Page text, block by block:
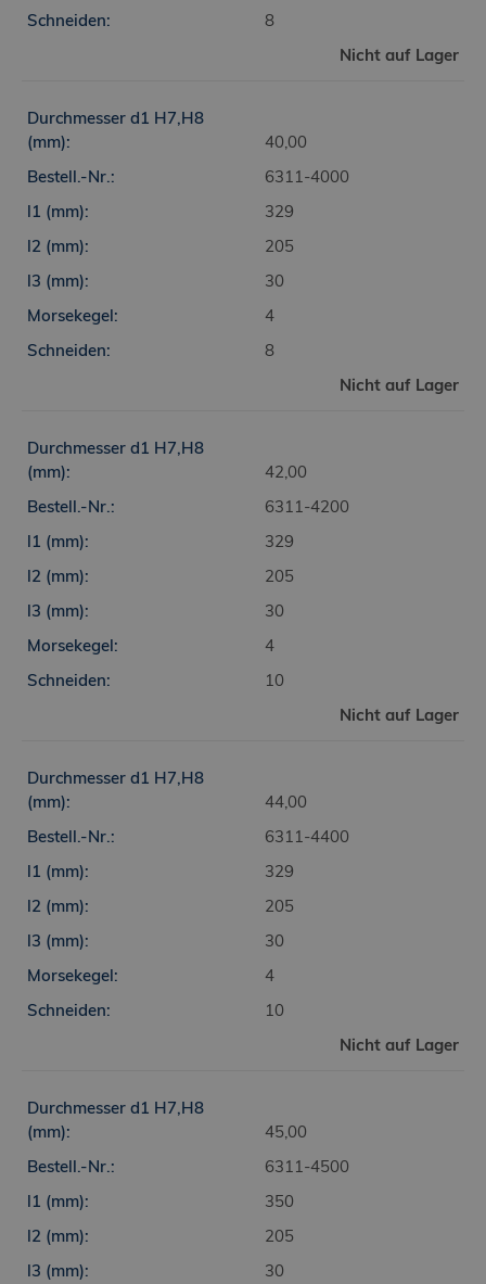
8
Nicht auf Lager
40,00
6311-4000
329
205
30
4
8
Nicht auf Lager
42,00
6311-4200
329
205
30
4
10
Nicht auf Lager
44,00
6311-4400
329
205
30
4
10
Nicht auf Lager
45,00
6311-4500
350
205
30